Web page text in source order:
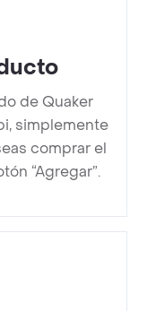
de Quaker
simplemente
comprar el
“Agregar”.